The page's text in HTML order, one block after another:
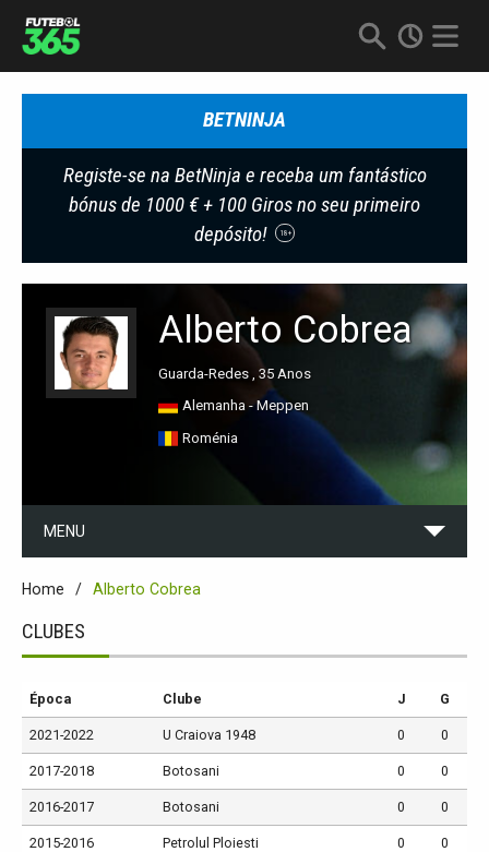
BETNINJA
Registe-se na BetNinja e receba um fantástico
bónus de 1000 € + 100 Giros no seu primeiro
depósito!
18+
Alberto Cobrea
Guarda-Redes , 35 Anos
Alemanha - Meppen
Roménia
MENU
Home Alberto Cobrea
CLUBES
Época Clube J G
2021-2022 U Craiova 1948 0 0
2017-2018 Botosani 0 0
2016-2017 Botosani 0 0
2015-2016 Petrolul Ploiesti 0 0